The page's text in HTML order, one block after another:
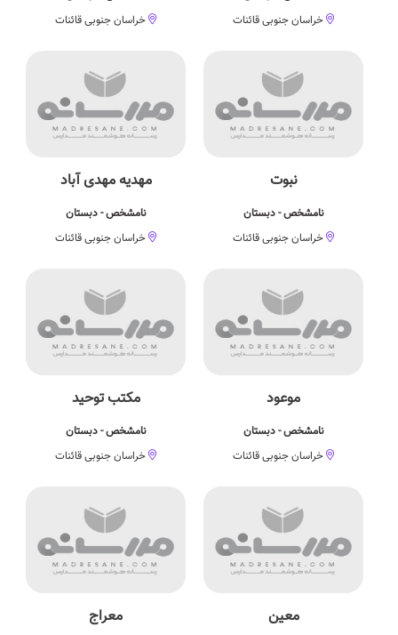
خراسان جنوبی قائنات
خراسان جنوبی قائنات
نبوت
نامشخص - دبستان
خراسان جنوبی قائنات
مهدیه مهدی آباد
نامشخص - دبستان
خراسان جنوبی قائنات
موعود
نامشخص - دبستان
خراسان جنوبی قائنات
مکتب توحید
نامشخص - دبستان
خراسان جنوبی قائنات
معین معراج